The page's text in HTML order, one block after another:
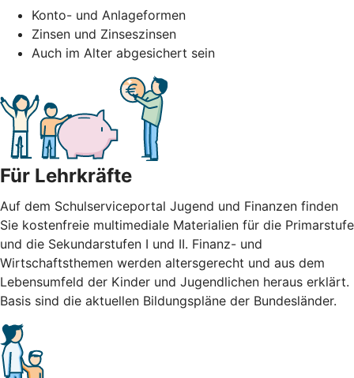
Konto- und Anlageformen
Zinsen und Zinseszinsen
Auch im Alter abgesichert sein
Für Lehrkräfte
Auf dem Schulserviceportal Jugend und Finanzen finden
Sie kostenfreie multimediale Materialien für die Primarstufe
und die Sekundarstufen I und II. Finanz- und
Wirtschaftsthemen werden altersgerecht und aus dem
Lebensumfeld der Kinder und Jugendlichen heraus erklärt.
Basis sind die aktuellen Bildungspläne der Bundesländer.